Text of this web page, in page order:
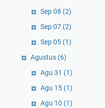
Sep 08 (2)
Sep 07 (2)
Sep 05 (1)
Agustus (6)
Agu 31 (1)
Agu 15 (1)
Agu 10 (1)